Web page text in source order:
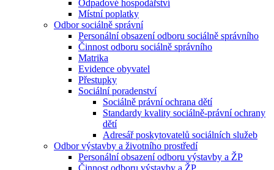
Odpadové hospodářství
Místní poplatky
Odbor sociálně správní
Personální obsazení odboru sociálně správního
Činnost odboru sociálně správního
Matrika
Evidence obyvatel
Přestupky
Sociální poradenství
Sociálně právní ochrana dětí
Standardy kvality sociálně-právní ochrany
dětí
Adresář poskytovatelů sociálních služeb
Odbor výstavby a životního prostředí
Personální obsazení odboru výstavby a ŽP
Činnost odboru výstavby a ŽP